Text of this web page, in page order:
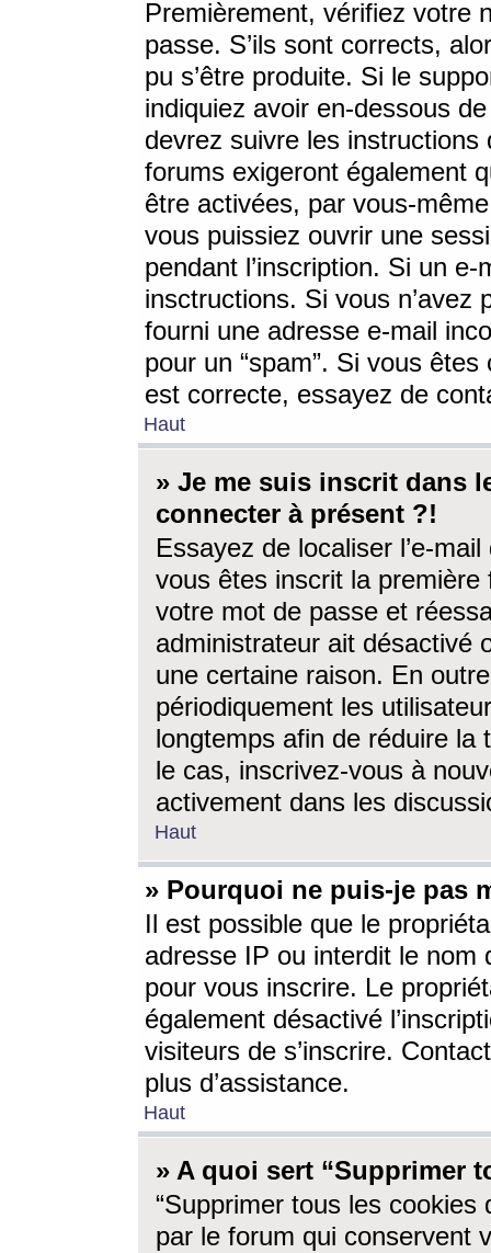
Premièrement, vérifiez votre
passe. S’ils sont corrects,
pu s’être produite. Si le
indiquiez avoir en-dessous
devrez suivre les
forums exigeront également
être activées, par vous-
vous puissiez ouvrir une
pendant l’inscription. Si un
insctructions. Si vous n’avez
fourni une adresse e-mail
pour un “spam”. Si vous
est correcte, essayez de
Haut
» Je me suis inscrit dans
connecter à présent ?!
Essayez de localiser l’e-
vous êtes inscrit la première
votre mot de passe et
administrateur ait désactivé
une certaine raison. En
périodiquement les
longtemps afin de réduire la
le cas, inscrivez-vous à
activement dans les
Haut
» Pourquoi ne puis-je pas
Il est possible que le
adresse IP ou interdit le nom
pour vous inscrire. Le
également désactivé
visiteurs de s’inscrire.
plus d’assistance.
Haut
» A quoi sert “Supprimer
“Supprimer tous les cookies
par le forum qui conservent